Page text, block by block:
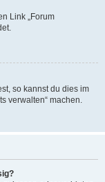
Link „Forum
so kannst du dies im
verwalten“ machen.